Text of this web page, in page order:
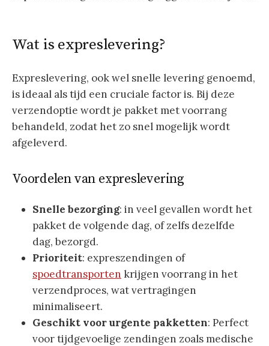
Wat is expreslevering?
Expreslevering, ook wel snelle levering genoemd,
is ideaal als tijd een cruciale factor is. Bij deze
verzendoptie wordt je pakket met voorrang
behandeld, zodat het zo snel mogelijk wordt
afgeleverd.
Voordelen van expreslevering
Snelle bezorging: in veel gevallen wordt het
pakket de volgende dag, of zelfs dezelfde
dag, bezorgd.
Prioriteit: expreszendingen of
spoedtransporten krijgen voorrang in het
verzendproces, wat vertragingen
minimaliseert.
Geschikt voor urgente pakketten: Perfect
voor tijdgevoelige zendingen zoals medische